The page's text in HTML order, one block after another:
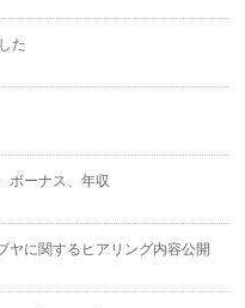
た
ボーナス、年収
ヤに関するヒアリング内容公開